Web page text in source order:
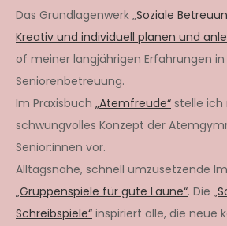
Das Grundlagenwerk „Soziale
Kreativ und individuell planen und
of meiner langjährigen Erfahrungen
Seniorenbetreuung.
Im Praxisbuch „Atemfreude“ stelle ich
schwungvolles Konzept der
Senior:innen vor.
Alltagsnahe, schnell umzusetzende
„Gruppenspiele für gute Laune“. Die
Schreibspiele“ inspiriert alle, die neue